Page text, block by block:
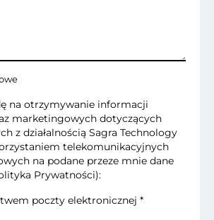
na otrzymywanie informacji
marketingowych dotyczących
z działalnością Sagra Technology
telekomunikacyjnych
na podane przeze mnie dane
Prywatności):
poczty elektronicznej *